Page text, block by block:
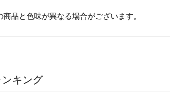
品と色味が異なる場合がございます。
ンキング